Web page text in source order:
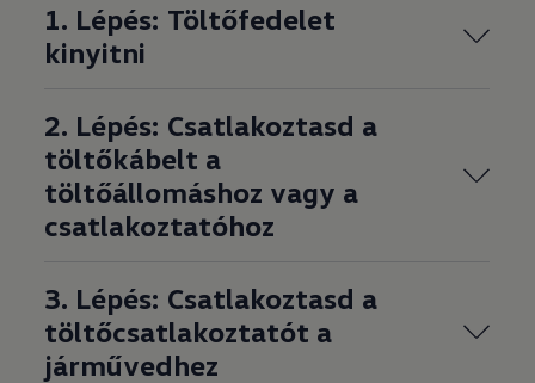
1. Lépés: Töltőfedelet
kinyitni
2. Lépés: Csatlakoztasd a
töltőkábelt a
töltőállomáshoz vagy a
csatlakoztatóhoz
3. Lépés: Csatlakoztasd a
töltőcsatlakoztatót a
járművedhez